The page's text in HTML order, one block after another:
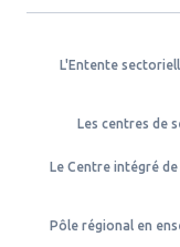
L'Entente
Les centres de
Le Centre intégré
Pôle régional en